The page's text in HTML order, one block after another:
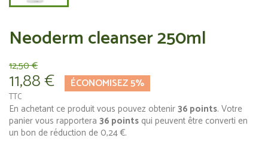
Neoderm cleanser 250ml
12,50 €
11,88 € ÉCONOMISEZ 5%
TTC
En achetant ce produit vous pouvez obtenir36 points. Votre
panier vous rapportera 36 points qui peuvent être converti en
un bon de réduction de 0,24 €.